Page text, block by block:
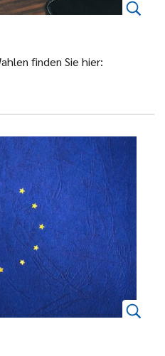
finden Sie hier: